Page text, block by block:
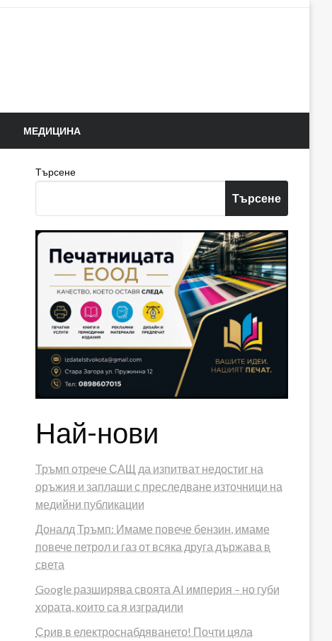
МЕДИЦИНА
Търсене
Търсене
Най-нови
Тръмп отрече САЩ да изпитват недостиг на
оръжия и заплаши с преследване източници на
медийни публикации
Доналд Тръмп: Имаме повече бензин, имаме
повече петрол и газ от всяка друга държава в
света
Google разширява своята AI империя – но губи
хората, които са я изградили
Срив в електроснабдяването! Почти цяла